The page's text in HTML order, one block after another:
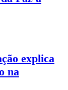
explica
na